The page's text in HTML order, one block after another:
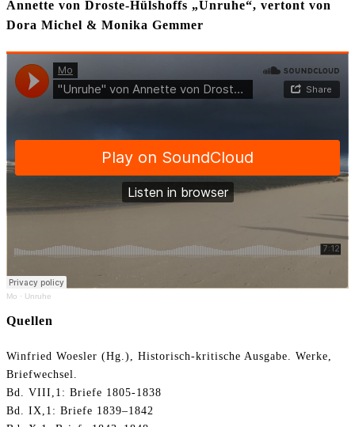
Annette von Droste-Hülshoffs „Unruhe“, vertont von
Dora Michel & Monika Gemmer
Mo · Unruhe
Quellen
Winfried Woesler (Hg.), Historisch-kritische Ausgabe. Werke,
Briefwechsel.
Bd. VIII,1: Briefe 1805-1838
Bd. IX,1: Briefe 1839–1842